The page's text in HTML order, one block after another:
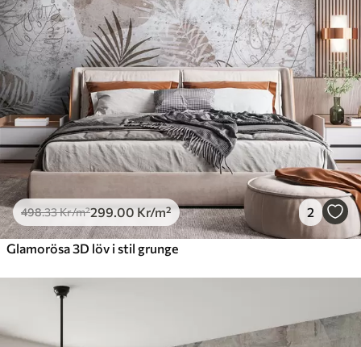
Premiumvinyl
725.00435.00Kr/m²
Peel and Stick
900.00540.00Kr/m²
498.33Kr/m²299.00 Kr/m² 2
Glamorösa 3D löv i stil grunge